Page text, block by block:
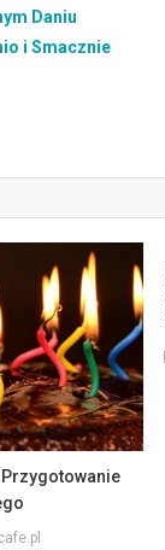
Daniu
i Smacznie